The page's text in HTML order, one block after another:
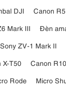
DJI
Canon
Mark III
Đèn
Sony ZV-1 Mark II
X-T50
Canon R10
Rode Micro